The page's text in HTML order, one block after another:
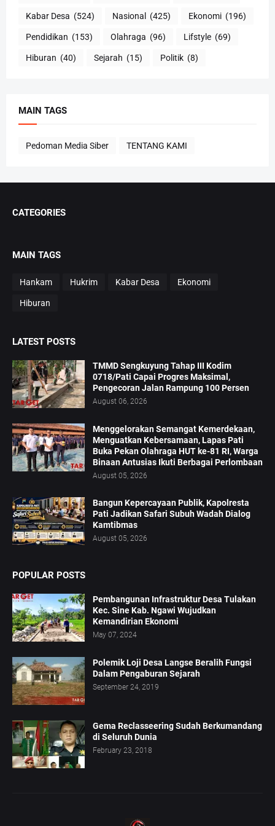
Kabar Desa (524) Nasional (425) Ekonomi (196)
Pendidikan (153) Olahraga (96) Lifstyle (69)
Hiburan (40) Sejarah (15) Politik (8)
MAIN TAGS
Pedoman Media Siber TENTANG KAMI
CATEGORIES
MAIN TAGS
Hankam Hukrim Kabar Desa Ekonomi
Hiburan
LATEST POSTS
TMMD Sengkuyung Tahap III Kodim
0718/Pati Capai Progres Maksimal,
Pengecoran Jalan Rampung 100 Persen
August 06, 2026
Menggelorakan Semangat Kemerdekaan,
Menguatkan Kebersamaan, Lapas Pati
Buka Pekan Olahraga HUT ke-81 RI, Warga
Binaan Antusias Ikuti Berbagai Perlombaan
August 05, 2026
Bangun Kepercayaan Publik, Kapolresta
Pati Jadikan Safari Subuh Wadah Dialog
Kamtibmas
August 05, 2026
POPULAR POSTS
Pembangunan Infrastruktur Desa Tulakan
Kec. Sine Kab. Ngawi Wujudkan
Kemandirian Ekonomi
May 07, 2024
Polemik Loji Desa Langse Beralih Fungsi
Dalam Pengaburan Sejarah
September 24, 2019
Gema Reclasseering Sudah Berkumandang
di Seluruh Dunia
February 23, 2018